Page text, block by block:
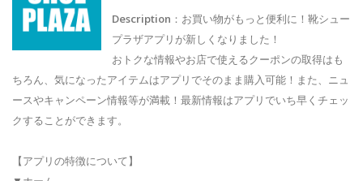
Description ：お買い物がもっと便利に！靴シュー
プラザアプリが新しくなりました！
おトクな情報やお店で使えるクーポンの取得はも
ちろん、気になったアイテムはアプリでそのまま購入可能！また、ニュ
ースやキャンペーン情報等が満載！最新情報はアプリでいち早くチェッ
クすることができます。
【アプリの特徴について】